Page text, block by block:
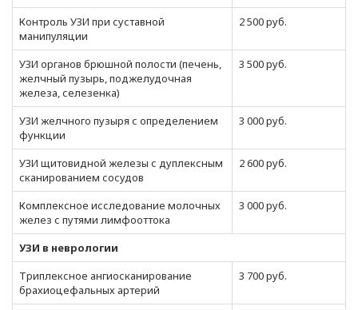
Контроль УЗИ при суставной
манипуляции
2 500 руб.
УЗИ органов брюшной полости (печень,
желчный пузырь, поджелудочная
железа, селезенка)
3 500 руб.
УЗИ желчного пузыря с определением
функции
3 000 руб.
УЗИ щитовидной железы с дуплексным
сканированием сосудов
2 600 руб.
Комплексное исследование молочных
желез с путями лимфооттока
3 000 руб.
УЗИ в неврологии
Триплексное ангиосканирование
брахиоцефальных артерий
3 700 руб.